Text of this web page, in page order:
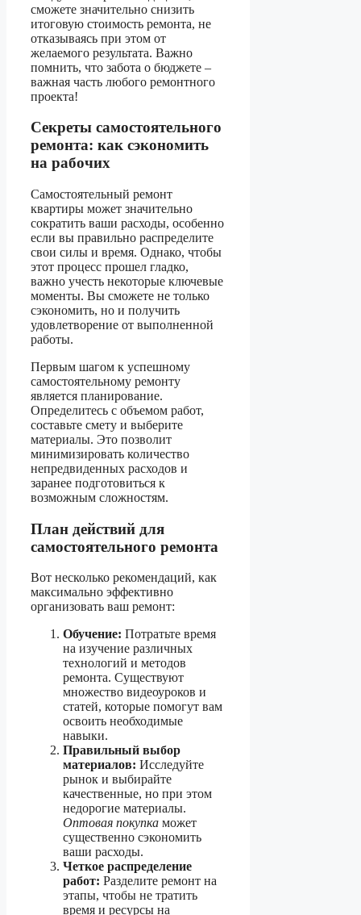
сможете значительно снизить
итоговую стоимость ремонта, не
отказываясь при этом от
желаемого результата. Важно
помнить, что забота о бюджете –
важная часть любого ремонтного
проекта!
Секреты самостоятельного
ремонта: как сэкономить
на рабочих
Самостоятельный ремонт
квартиры может значительно
сократить ваши расходы, особенно
если вы правильно распределите
свои силы и время. Однако, чтобы
этот процесс прошел гладко,
важно учесть некоторые ключевые
моменты. Вы сможете не только
сэкономить, но и получить
удовлетворение от выполненной
работы.
Первым шагом к успешному
самостоятельному ремонту
является планирование.
Определитесь с объемом работ,
составьте смету и выберите
материалы. Это позволит
минимизировать количество
непредвиденных расходов и
заранее подготовиться к
возможным сложностям.
План действий для
самостоятельного ремонта
Вот несколько рекомендаций, как
максимально эффективно
организовать ваш ремонт:
Обучение: Потратьте время
на изучение различных
технологий и методов
ремонта. Существуют
множество видеоуроков и
статей, которые помогут вам
освоить необходимые
навыки.
Правильный выбор
материалов: Исследуйте
рынок и выбирайте
качественные, но при этом
недорогие материалы.
Оптовая покупка может
существенно сэкономить
ваши расходы.
Четкое распределение
работ: Разделите ремонт на
этапы, чтобы не тратить
время и ресурсы на